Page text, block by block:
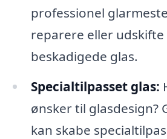
professionel
reparere eller udskifte
beskadigede glas.
Specialtilpasset glas:
ønsker til glasdesign?
kan skabe